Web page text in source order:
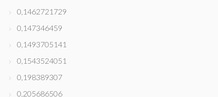
0,1462721729
0,147346459
0,1493705141
0,1543524051
0,198389307
0,205686506